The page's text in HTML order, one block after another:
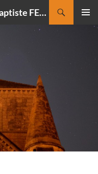
CIELMANIA : le blog de Jean-Baptiste FELDMANN, photographe du ciel
MENU